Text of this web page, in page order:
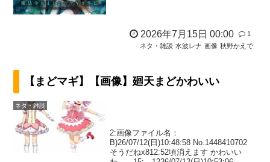
2026年7月15日 00:00
1
ネタ・雑談 水波レナ 画像 秋野かえで
【まどマギ】【画像】廻天まどかわいい
ネタ・雑談
2:画像ファイル名：
B)26/07/12(日)10:48:58 No.1448410702
そうだねx812:52頃消えます かわいい